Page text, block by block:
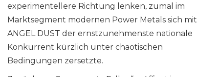
experimentellere Richtung lenken, zumal im
Marktsegment modernen Power Metals sich mit
ANGEL DUST der ernstzunehmenste nationale
Konkurrent kürzlich unter chaotischen
Bedingungen zersetzte.